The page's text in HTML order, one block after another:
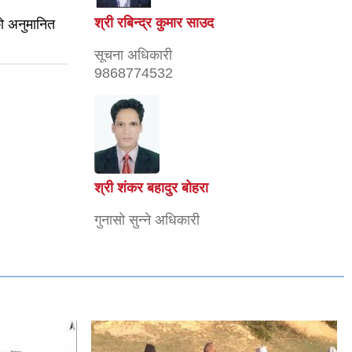
अनुमानित श्री रबिन्द्र कुमार साउद
सूचना अधिकारी
9868774532
श्री शंकर बहादुर बोहरा
गुनासो सुन्ने अधिकारी